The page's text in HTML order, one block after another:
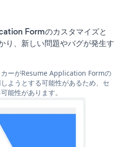
Formのカスタマイズと
り、新しい問題やバグが発生す
ーがResume Application Formの
ようとする可能性があるため、セ
能性があります。